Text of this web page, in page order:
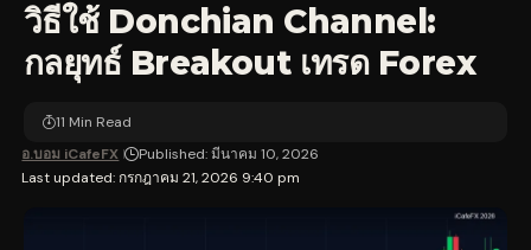
วิธีใช้ Donchian Channel:
กลยุทธ์ Breakout เทรด Forex
Last updated: กรกฎาคม 21, 2026 9:40 pm
อ.บอม iCafeFX Published: มีนาคม 10, 2026
11 Min Read